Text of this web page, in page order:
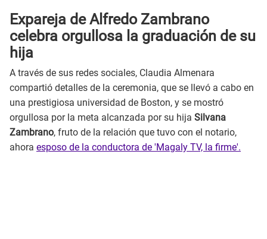
Expareja de Alfredo Zambrano
celebra orgullosa la graduación de su
hija
A través de sus redes sociales, Claudia Almenara
compartió detalles de la ceremonia, que se llevó a cabo en
una prestigiosa universidad de Boston, y se mostró
orgullosa por la meta alcanzada por su hija Silvana
Zambrano, fruto de la relación que tuvo con el notario,
ahora esposo de la conductora de 'Magaly TV, la firme'.